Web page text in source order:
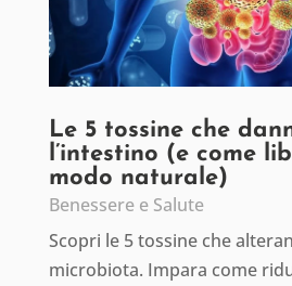
Le 5 tossine che
l’intestino (e come
modo naturale)
Benessere e Salute
Scopri le 5 tossine che
microbiota. Impara come